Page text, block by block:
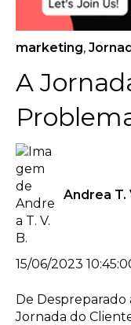
marketing,
A
Andrea T.
15/06/2023
De Despreparado
Jornada do